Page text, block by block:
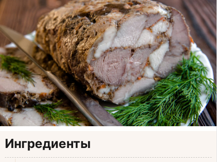
Ингредиенты